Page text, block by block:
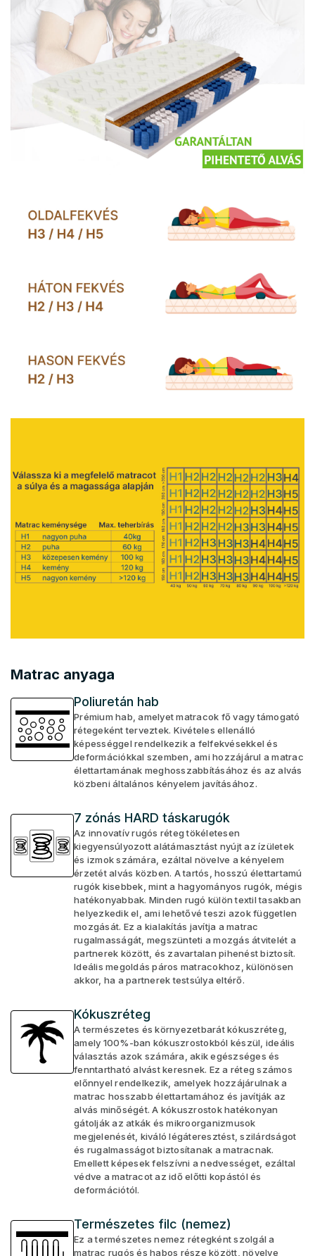
Matrac anyaga
Poliuretán hab
Prémium hab, amelyet matracok fő vagy támogató
rétegeként terveztek. Kivételes ellenálló
képességgel rendelkezik a felfekvésekkel és
deformációkkal szemben, ami hozzájárul a matrac
élettartamának meghosszabbításához és az alvás
közbeni általános kényelem javításához.
7 zónás HARD táskarugók
Az innovatív rugós réteg tökéletesen
kiegyensúlyozott alátámasztást nyújt az ízületek
és izmok számára, ezáltal növelve a kényelem
érzetét alvás közben. A tartós, hosszú élettartamú
rugók kisebbek, mint a hagyományos rugók, mégis
hatékonyabbak. Minden rugó külön textil tasakban
helyezkedik el, ami lehetővé teszi azok független
mozgását. Ez a kialakítás javítja a matrac
rugalmasságát, megszünteti a mozgás átvitelét a
partnerek között, és zavartalan pihenést biztosít.
Ideális megoldás páros matracokhoz, különösen
akkor, ha a partnerek testsúlya eltérő.
Kókuszréteg
A természetes és környezetbarát kókuszréteg,
amely 100%-ban kókuszrostokból készül, ideális
választás azok számára, akik egészséges és
fenntartható alvást keresnek. Ez a réteg számos
előnnyel rendelkezik, amelyek hozzájárulnak a
matrac hosszabb élettartamához és javítják az
alvás minőségét. A kókuszrostok hatékonyan
gátolják az atkák és mikroorganizmusok
megjelenését, kiváló légáteresztést, szilárdságot
és rugalmasságot biztosítanak a matracnak.
Emellett képesek felszívni a nedvességet, ezáltal
védve a matracot az idő előtti kopástól és
deformációtól.
Természetes filc (nemez)
Ez a természetes nemez rétegként szolgál a
matrac rugós és habos része között, növelve